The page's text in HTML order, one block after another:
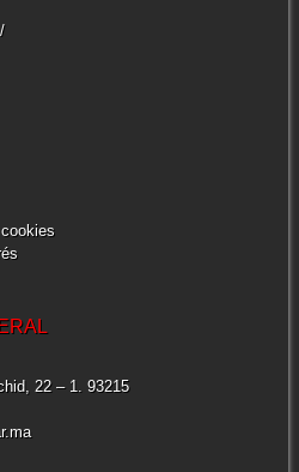
22 – 1. 93215